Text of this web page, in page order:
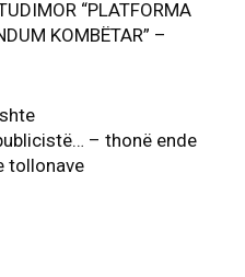
“PLATFORMA
KOMBËTAR” –
– thonë ende
tollonave